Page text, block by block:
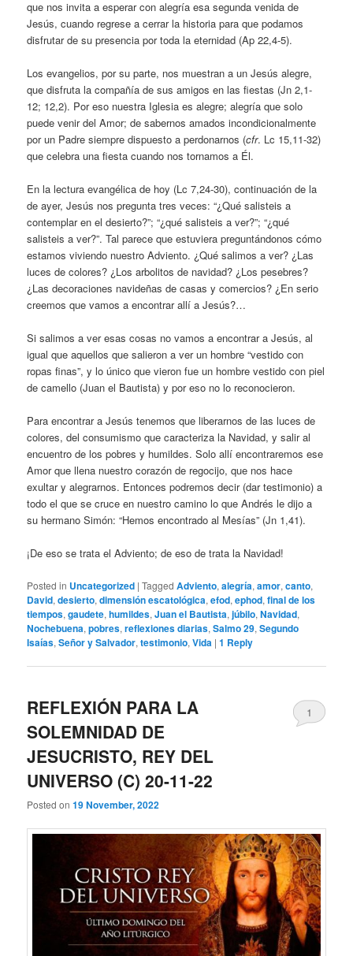
que nos invita a esperar con alegría esa segunda venida de
Jesús, cuando regrese a cerrar la historia para que podamos
disfrutar de su presencia por toda la eternidad (Ap 22,4-5).
Los evangelios, por su parte, nos muestran a un Jesús alegre,
que disfruta la compañía de sus amigos en las fiestas (Jn 2,1-
12; 12,2). Por eso nuestra Iglesia es alegre; alegría que solo
puede venir del Amor; de sabernos amados incondicionalmente
por un Padre siempre dispuesto a perdonarnos (cfr. Lc 15,11-32)
que celebra una fiesta cuando nos tornamos a Él.
En la lectura evangélica de hoy (Lc 7,24-30), continuación de la
de ayer, Jesús nos pregunta tres veces: “¿Qué salisteis a
contemplar en el desierto?”; “¿qué salisteis a ver?”; “¿qué
salisteis a ver?”. Tal parece que estuviera preguntándonos cómo
estamos viviendo nuestro Adviento. ¿Qué salimos a ver? ¿Las
luces de colores? ¿Los arbolitos de navidad? ¿Los pesebres?
¿Las decoraciones navideñas de casas y comercios? ¿En serio
creemos que vamos a encontrar allí a Jesús?…
Si salimos a ver esas cosas no vamos a encontrar a Jesús, al
igual que aquellos que salieron a ver un hombre “vestido con
ropas finas”, y lo único que vieron fue un hombre vestido con piel
de camello (Juan el Bautista) y por eso no lo reconocieron.
Para encontrar a Jesús tenemos que liberarnos de las luces de
colores, del consumismo que caracteriza la Navidad, y salir al
encuentro de los pobres y humildes. Solo allí encontraremos ese
Amor que llena nuestro corazón de regocijo, que nos hace
exultar y alegrarnos. Entonces podremos decir (dar testimonio) a
todo el que se cruce en nuestro camino lo que Andrés le dijo a
su hermano Simón: “Hemos encontrado al Mesías” (Jn 1,41).
¡De eso se trata el Adviento; de eso de trata la Navidad!
Posted in Uncategorized |Tagged Adviento,alegría,amor,canto,
David,desierto,dimensión escatológica,efod,ephod,final de los
tiempos,gaudete,humildes,Juan el Bautista,júbilo,Navidad,
Nochebuena,pobres,reflexiones diarias,Salmo 29,Segundo
Isaías,Señor y Salvador,testimonio,Vida |1 Reply
REFLEXIÓN PARA LA
SOLEMNIDAD DE
JESUCRISTO, REY DEL
UNIVERSO (C) 20-11-22
Posted on19 November, 2022
1